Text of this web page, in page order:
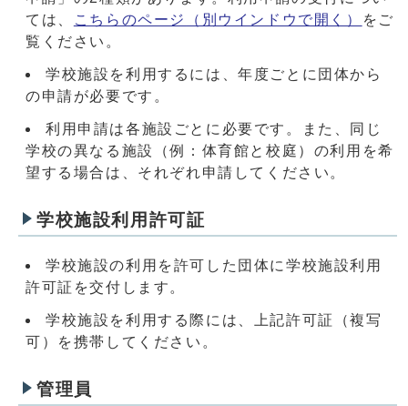
ては、
こちらのページ （別ウインドウで開く）
をご
覧ください。
学校施設を利用するには、年度ごとに団体から
の申請が必要です。
利用申請は各施設ごとに必要です。また、同じ
学校の異なる施設（例：体育館と校庭）の利用を希
望する場合は、それぞれ申請してください。
学校施設利用許可証
学校施設の利用を許可した団体に学校施設利用
許可証を交付します。
学校施設を利用する際には、上記許可証（複写
可）を携帯してください。
管理員